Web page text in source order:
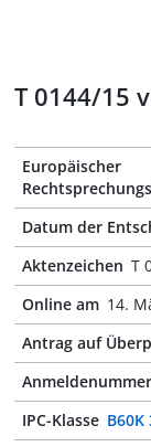
T 0144/15
Europäischer
Datum der
Aktenzeichen T
Online am 14.
Antrag auf
Anmeldenummer
IPC-Klasse B60K